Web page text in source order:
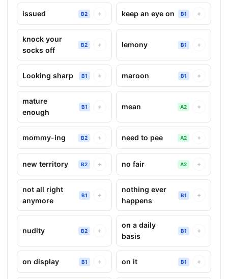
issued B2 + keep an eye on B1 +
knock your
socks off
B2 + lemony B1 +
Looking sharp B1 + maroon B1 +
mature
enough
B1 + mean A2 +
mommy-ing B2 + need to pee A2 +
new territory B2 + no fair A2 +
not all right
anymore
B1 +
nothing ever
happens
B1 +
nudity B2 +
on a daily
basis
B1 +
on display B1 + on it B1 +